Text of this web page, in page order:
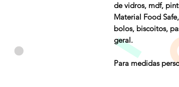
de vidros, mdf,
Material Food
bolos, biscoitos,
geral.
Para medidas